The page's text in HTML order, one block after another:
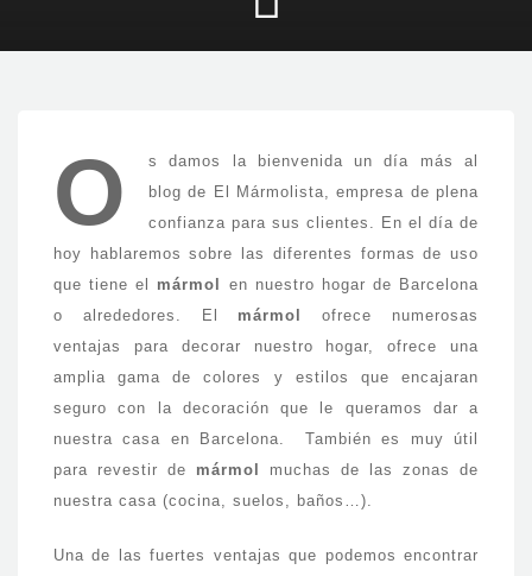
O
s damos la bienvenida un día más al
blog de El Mármolista, empresa de plena
confianza para sus clientes. En el día de
hoy hablaremos sobre las diferentes formas de uso
que tiene el mármol
en nuestro hogar de Barcelona
o alrededores. El mármol
ofrece numerosas
ventajas para decorar nuestro hogar, ofrece una
amplia gama de colores y estilos que encajaran
seguro con la decoración que le queramos dar a
nuestra casa en Barcelona. También es muy útil
para revestir de mármol
muchas de las zonas de
nuestra casa (cocina, suelos, baños…).
Una de las fuertes ventajas que podemos encontrar